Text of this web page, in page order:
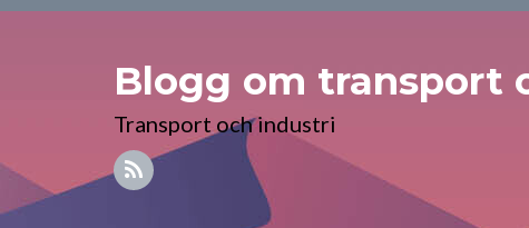
Blogg om transport
Transport och industri